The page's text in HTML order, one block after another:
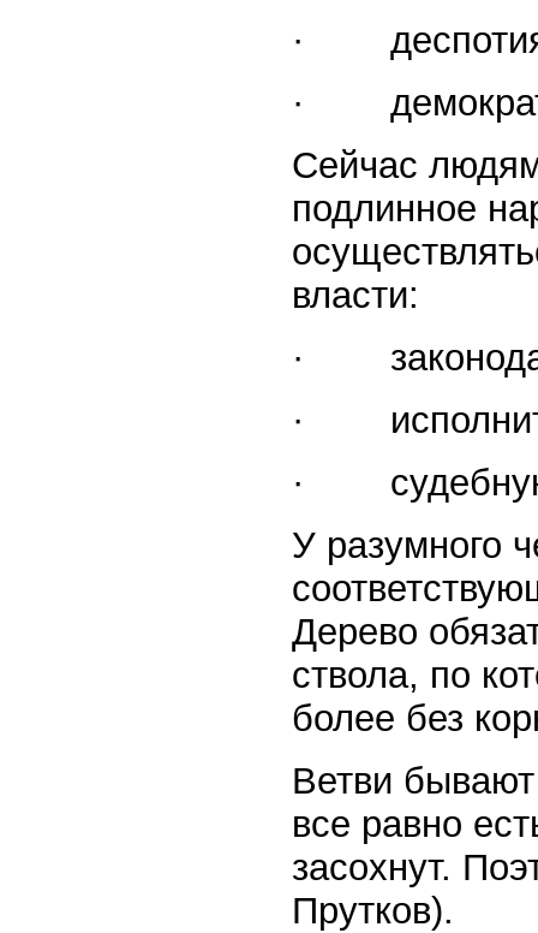
· деспотия
·
Сейчас
подлинное
власти:
·
·
· судебную
У разумного
Дерево
ствола, по
более без
Ветви
все равно
засохнут.
Прутков).